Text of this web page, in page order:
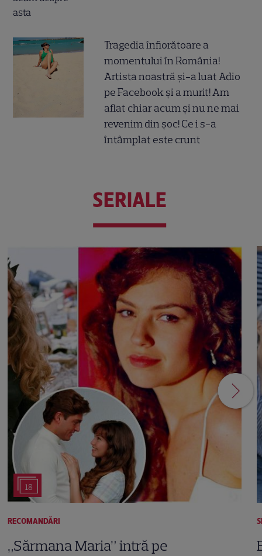
Tragedia înfiorătoare a
momentului în România!
Artista noastră și-a luat Adio
pe Facebook și a murit! Am
aflat chiar acum și nu ne mai
revenim din șoc! Ce i s-a
întâmplat este crunt
SERIALE
18
RECOMANDĂRI
„Sărmana Maria” intră pe